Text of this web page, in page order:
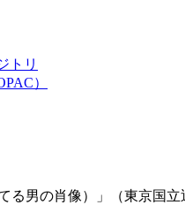
トリ
）
る男の肖像）」（東京国